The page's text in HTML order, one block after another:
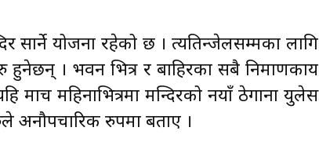
सार्ने योजना रहेको छ । त्यतिन्जेलसम्मका लागि
। भवन भित्र र बाहिरका सबै निर्माणकार्य
मार्च महिनाभित्रमा मन्दिरको नयाँ ठेगाना युलेस
अनौपचारिक रुपमा बताए ।